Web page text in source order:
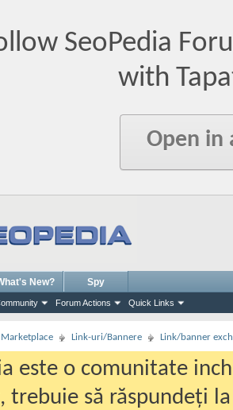
SeoPedia
with
Open in
Forum Actions Quick Links
New? Spy
Marketplace Link-uri/Bannere Link/banner
este o comunitate
trebuie să răspundeți